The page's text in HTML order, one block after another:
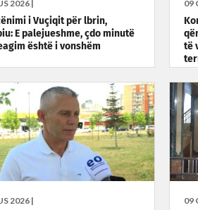
2026 |
i Vuçiqit për lbrin,
E palejueshme, çdo minutë
është i vonshëm
09
të
2026 | 09